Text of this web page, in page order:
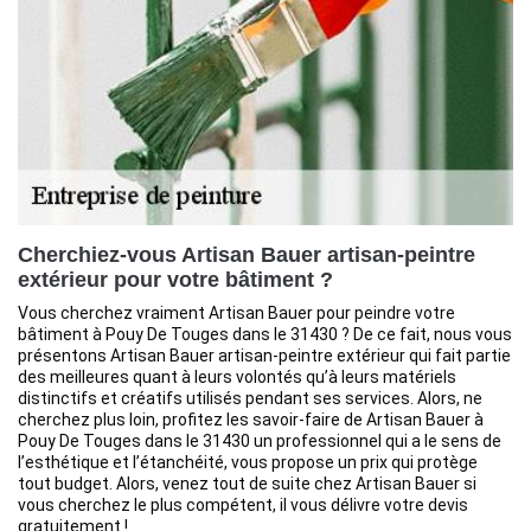
Cherchiez-vous Artisan Bauer artisan-peintre
extérieur pour votre bâtiment ?
Vous cherchez vraiment Artisan Bauer pour peindre votre
bâtiment à Pouy De Touges dans le 31430 ? De ce fait, nous vous
présentons Artisan Bauer artisan-peintre extérieur qui fait partie
des meilleures quant à leurs volontés qu’à leurs matériels
distinctifs et créatifs utilisés pendant ses services. Alors, ne
cherchez plus loin, profitez les savoir-faire de Artisan Bauer à
Pouy De Touges dans le 31430 un professionnel qui a le sens de
l’esthétique et l’étanchéité, vous propose un prix qui protège
tout budget. Alors, venez tout de suite chez Artisan Bauer si
vous cherchez le plus compétent, il vous délivre votre devis
gratuitement !